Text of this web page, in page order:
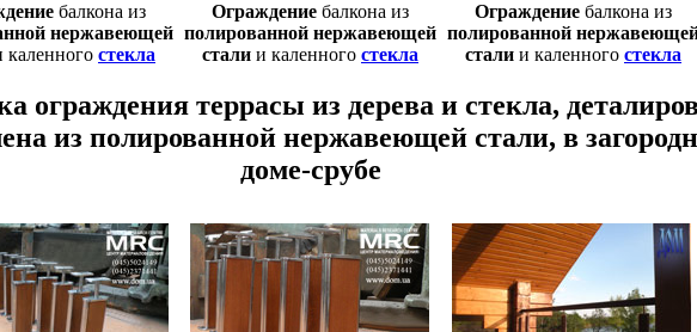
балкона из
нержавеющей
каленного стекла
Oграждение балкона из
полированной нержавеющей
стали и каленного стекла
Oграждение балкона из
полированной
стали и каленного стекла
ограждения террасы из дерева и стекла,
из полированной нержавеющей стали, в
доме-срубе